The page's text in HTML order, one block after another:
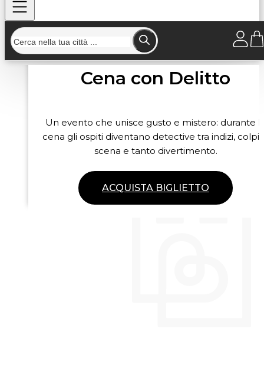
Cena con Delitto
Un evento che unisce gusto e mistero: durante
cena gli ospiti diventano detective tra indizi, colpi
scena e tanto divertimento.
ACQUISTA BIGLIETTO